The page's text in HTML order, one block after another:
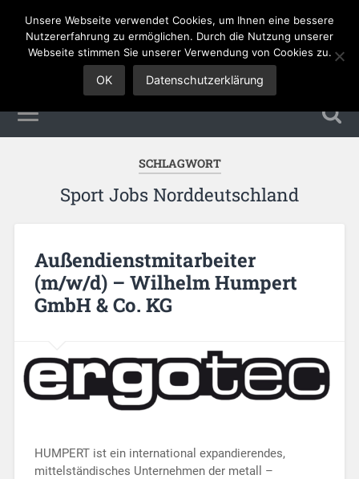
Sales Jobs
SCHLAGWORT
Sport Jobs Norddeutschland
Außendienstmitarbeiter
(m/w/d) – Wilhelm Humpert
GmbH & Co. KG
HUMPERT ist ein international expandierendes,
mittelständisches Unternehmen der metall –
Unsere Webseite verwendet Cookies, um Ihnen eine bessere
Nutzererfahrung zu ermöglichen. Durch die Nutzung unserer
Webseite stimmen Sie unserer Verwendung von Cookies zu.
OK Datenschutzerklärung